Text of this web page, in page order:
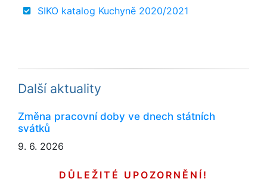
SIKO katalog Kuchyně 2020/2021
Další aktuality
Změna pracovní doby ve dnech státních
svátků
9. 6. 2026
DŮLEŽITÉ UPOZORNĚNÍ!